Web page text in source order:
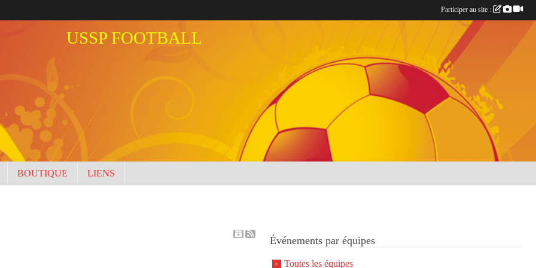
USSP FOOTBALL
BOUTIQUE LIENS
Événements par équipes
Toutes les équipes
Participer au site :